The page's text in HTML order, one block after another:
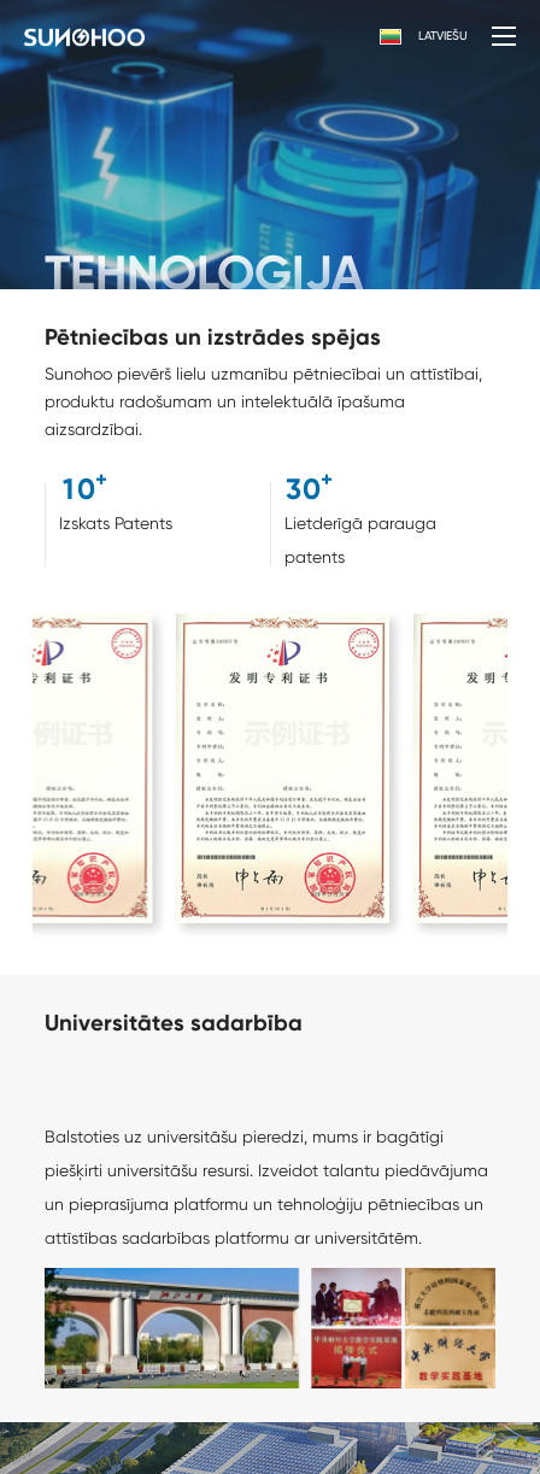
LATVIEŠU
TEHNOLOĢIJA
Pētniecības un izstrādes spējas
Sunohoo pievērš lielu uzmanību pētniecībai un attīstībai,
produktu radošumam un intelektuālā īpašuma
aizsardzībai.
10+
Izskats Patents
30+
Lietderīgā parauga
patents
Universitātes sadarbība
Balstoties uz universitāšu pieredzi, mums ir bagātīgi
piešķirti universitāšu resursi. Izveidot talantu piedāvājuma
un pieprasījuma platformu un tehnoloģiju pētniecības un
attīstības sadarbības platformu ar universitātēm.